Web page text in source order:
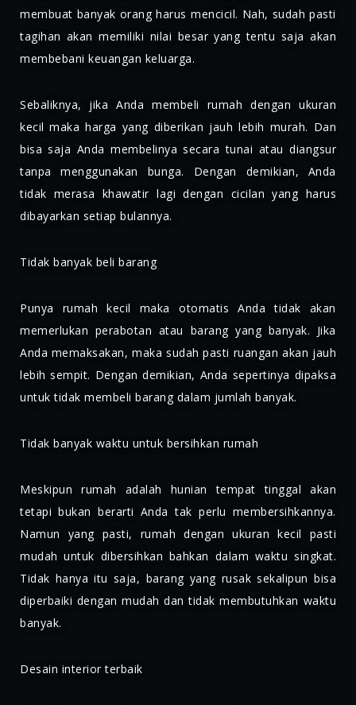
membuat banyak orang harus mencicil. Nah, sudah pasti
tagihan akan memiliki nilai besar yang tentu saja akan
membebani keuangan keluarga.
Sebaliknya, jika Anda membeli rumah dengan ukuran
kecil maka harga yang diberikan jauh lebih murah. Dan
bisa saja Anda membelinya secara tunai atau diangsur
tanpa menggunakan bunga. Dengan demikian, Anda
tidak merasa khawatir lagi dengan cicilan yang harus
dibayarkan setiap bulannya.
Tidak banyak beli barang
Punya rumah kecil maka otomatis Anda tidak akan
memerlukan perabotan atau barang yang banyak. Jika
Anda memaksakan, maka sudah pasti ruangan akan jauh
lebih sempit. Dengan demikian, Anda sepertinya dipaksa
untuk tidak membeli barang dalam jumlah banyak.
Tidak banyak waktu untuk bersihkan rumah
Meskipun rumah adalah hunian tempat tinggal akan
tetapi bukan berarti Anda tak perlu membersihkannya.
Namun yang pasti, rumah dengan ukuran kecil pasti
mudah untuk dibersihkan bahkan dalam waktu singkat.
Tidak hanya itu saja, barang yang rusak sekalipun bisa
diperbaiki dengan mudah dan tidak membutuhkan waktu
banyak.
Desain interior terbaik